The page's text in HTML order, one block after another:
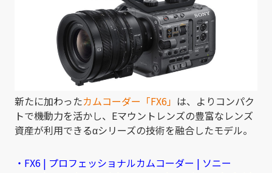
新たに加わったカムコーダー「FX6」 は、よりコンパク
トで機動力を活かし、Eマウントレンズの豊富なレンズ
資産が利用できるαシリーズの技術を融合したモデル。
・FX6 | プロフェッショナルカムコーダー | ソニー